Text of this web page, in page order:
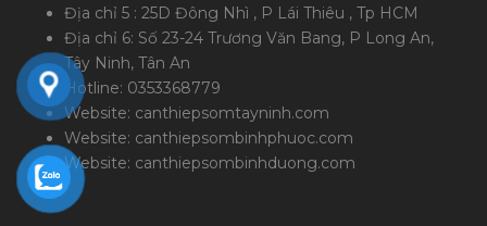
Địa chỉ 5 : 25D Đông Nhì , P Lái Thiêu , Tp HCM
Địa chỉ 6: Số 23-24 Trương Văn Bang, P Long An,
Tây Ninh, Tân An
Hotline: 0353368779
Website: canthiepsomtayninh.com
Website: canthiepsombinhphuoc.com
Website: canthiepsombinhduong.com